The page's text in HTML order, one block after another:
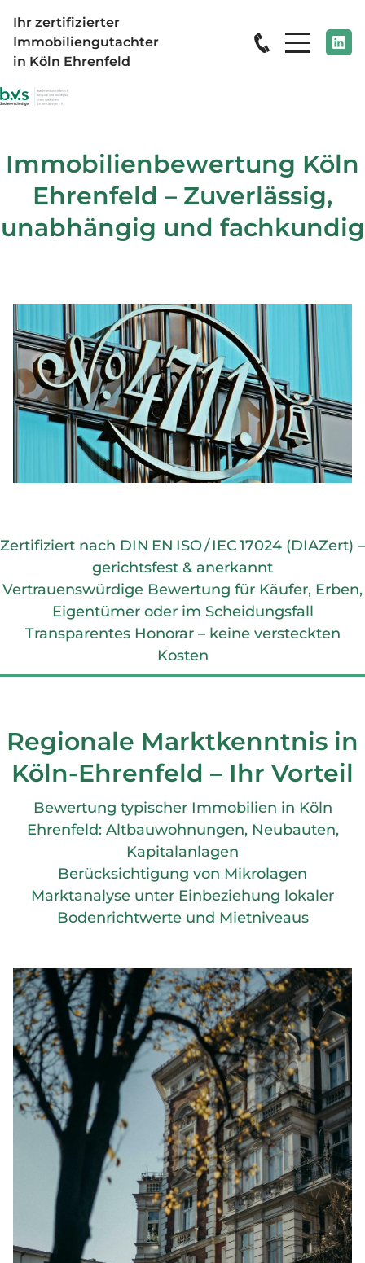
Ihr zertifizierter
Immobiliengutachter
in Köln Ehrenfeld
Immobilienbewertung Köln
Ehrenfeld – Zuverlässig,
unabhängig und fachkundig
Zertifiziert nach DIN EN ISO / IEC 17024 (DIAZert) –
gerichtsfest & anerkannt
Vertrauenswürdige Bewertung für Käufer, Erben,
Eigentümer oder im Scheidungsfall
Transparentes Honorar – keine versteckten
Kosten
Regionale Marktkenntnis in
Köln-Ehrenfeld – Ihr Vorteil
Bewertung typischer Immobilien in Köln
Ehrenfeld: Altbauwohnungen, Neubauten,
Kapitalanlagen
Berücksichtigung von Mikrolagen
Marktanalyse unter Einbeziehung lokaler
Bodenrichtwerte und Mietniveaus